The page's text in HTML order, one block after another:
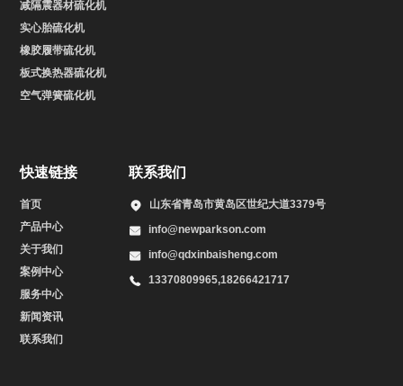
减隔震器材硫化机
实心胎硫化机
橡胶履带硫化机
板式换热器硫化机
空气弹簧硫化机
快速链接
首页
产品中心
关于我们
案例中心
服务中心
新闻资讯
联系我们
联系我们
山东省青岛市黄岛区世纪大道3379号
info@newparkson.com
info@qdxinbaisheng.com
13370809965,18266421717